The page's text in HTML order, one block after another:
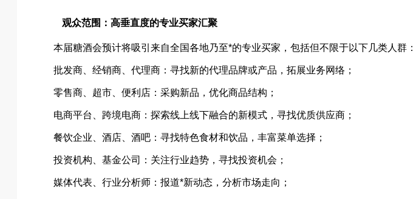
观众范围：高垂直度的专业买家汇聚
本届糖酒会预计将吸引来自全国各地乃至*的专业买家，包括但不限于以下几类人群：
批发商、经销商、代理商：寻找新的代理品牌或产品，拓展业务网络；
零售商、超市、便利店：采购新品，优化商品结构；
电商平台、跨境电商：探索线上线下融合的新模式，寻找优质供应商；
餐饮企业、酒店、酒吧：寻找特色食材和饮品，丰富菜单选择；
投资机构、基金公司：关注行业趋势，寻找投资机会；
媒体代表、行业分析师：报道*新动态，分析市场走向；